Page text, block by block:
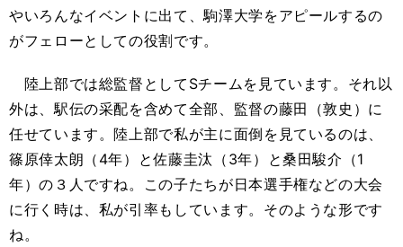
やいろんなイベントに出て、駒澤大学をアピールするの
がフェローとしての役割です。
陸上部では総監督としてSチームを見ています。それ以
外は、駅伝の采配を含めて全部、監督の藤田（敦史）に
任せています。陸上部で私が主に面倒を見ているのは、
篠原倖太朗（4年）と佐藤圭汰（3年）と桑田駿介（1
年）の３人ですね。この子たちが日本選手権などの大会
に行く時は、私が引率もしています。そのような形です
ね。